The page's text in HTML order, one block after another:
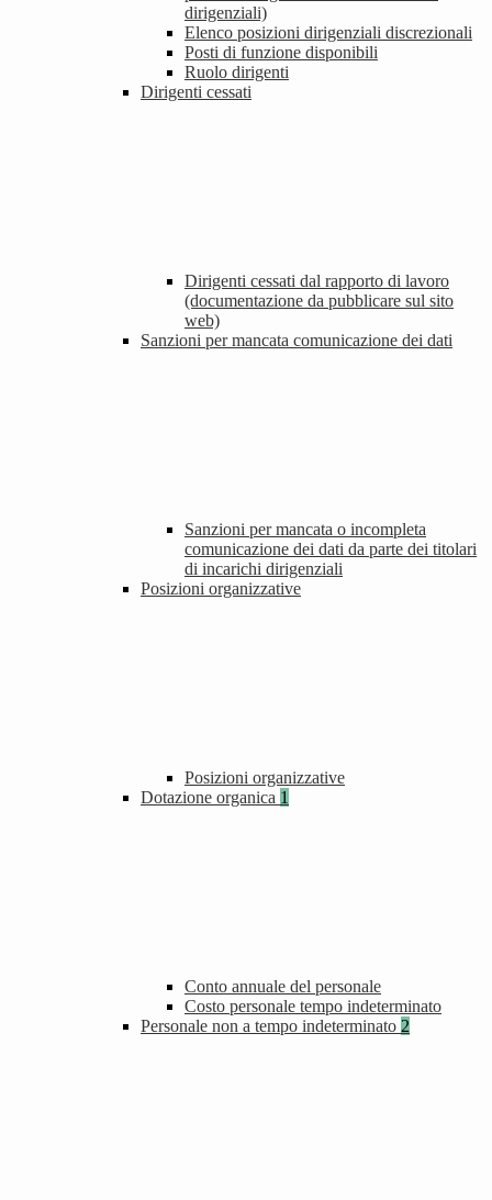
dirigenziali)
Elenco posizioni dirigenziali discrezionali
Posti di funzione disponibili
Ruolo dirigenti
Dirigenti cessati
Dirigenti cessati dal rapporto di lavoro
(documentazione da pubblicare sul sito
web)
Sanzioni per mancata comunicazione dei dati
Sanzioni per mancata o incompleta
comunicazione dei dati da parte dei titolari
di incarichi dirigenziali
Posizioni organizzative
Posizioni organizzative
Dotazione organica 1
Conto annuale del personale
Costo personale tempo indeterminato
Personale non a tempo indeterminato 2